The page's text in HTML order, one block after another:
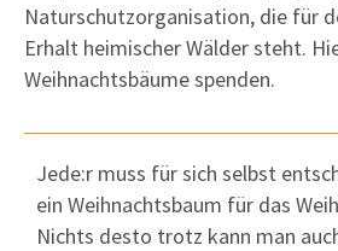
Naturschutzorganisation, die für
Erhalt heimischer Wälder steht.
Weihnachtsbäume spenden.
Jede:r muss für sich selbst
ein Weihnachtsbaum für das
Nichts desto trotz kann man